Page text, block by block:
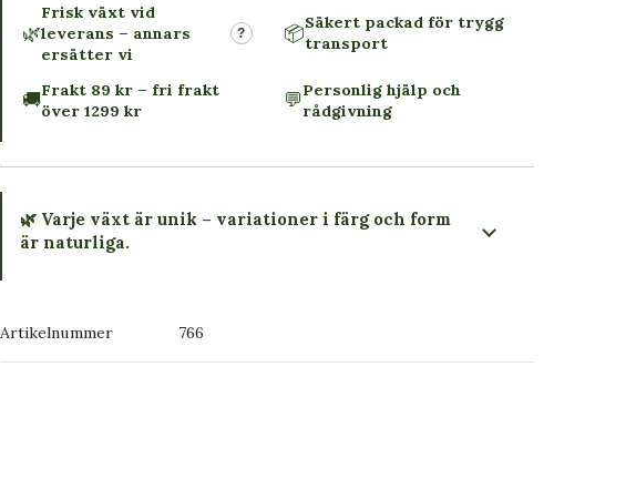
🌿
Frisk växt vid
leverans – annars
ersätter vi
? 📦Säkert packad för trygg
transport
🚚Frakt 89 kr – fri frakt
över 1299 kr
💬Personlig hjälp och
rådgivning
🌿 Varje växt är unik – variationer i färg och form
är naturliga.
→ Kontakta oss
Artikelnummer 766